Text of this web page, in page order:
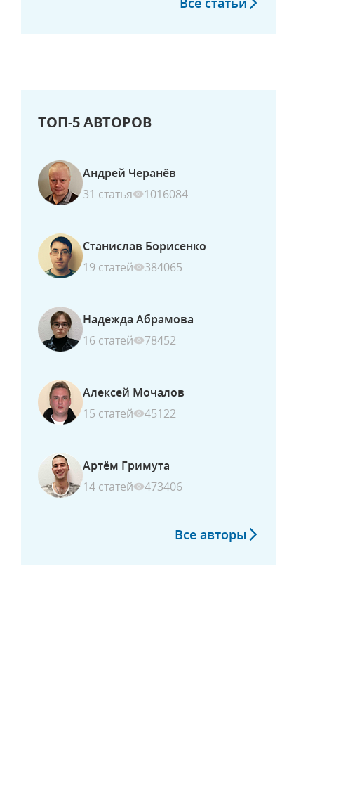
ТОП-5 АВТОРОВ
Андрей Черанёв
31 статья
1016084
Станислав Борисенко
19 статей
384065
Надежда Абрамова
16 статей
78452
Алексей Мочалов
15 статей
45122
Артём Гримута
14 статей
473406
Все авторы